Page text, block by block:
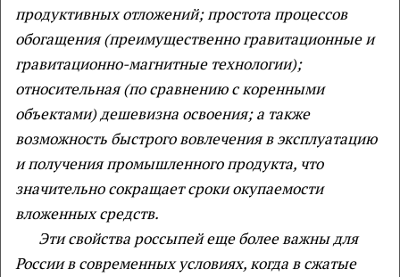
продуктивных отложений; простота процессов
обогащения (преимущественно гравитационные и
гравитационно-магнитные технологии);
относительная (по сравнению с коренными
объектами) дешевизна освоения; а также
возможность быстрого вовлечения в эксплуатацию
и получения промышленного продукта, что
значительно сокращает сроки окупаемости
вложенных средств.
Эти свойства россыпей еще более важны для
России в современных условиях, когда в сжатые